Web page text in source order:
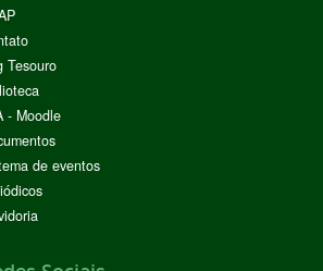
Tesouro
- Moodle
de eventos